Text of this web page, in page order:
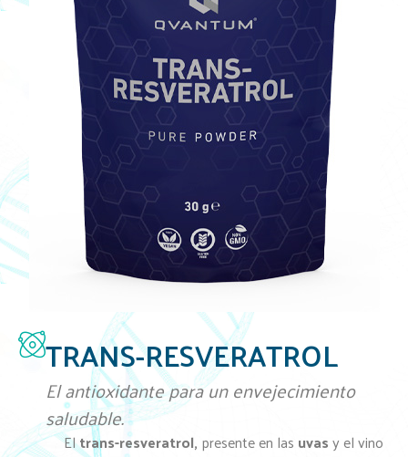
TRANS-RESVERATROL
El antioxidante para un envejecimiento
saludable.
Eltrans-resveratrol, presente en las uvasy el vino